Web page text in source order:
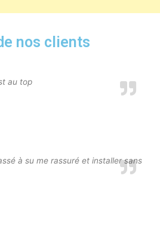
nos clients
au top
à su me rassuré et installer sans